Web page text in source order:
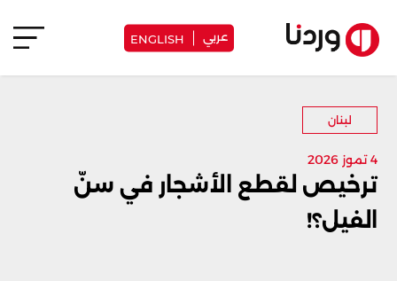
عربي ENGLISH
لبنان
4 تموز 2026
ترخيص لقطع الأشجار في سنّ
الفيل؟!